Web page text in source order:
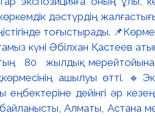
күні Әбілхан Қастеев
80 жылдық
көрмесінің ашылуы өтті.
еңбектеріне дейінгі әр
Алматы, Астана